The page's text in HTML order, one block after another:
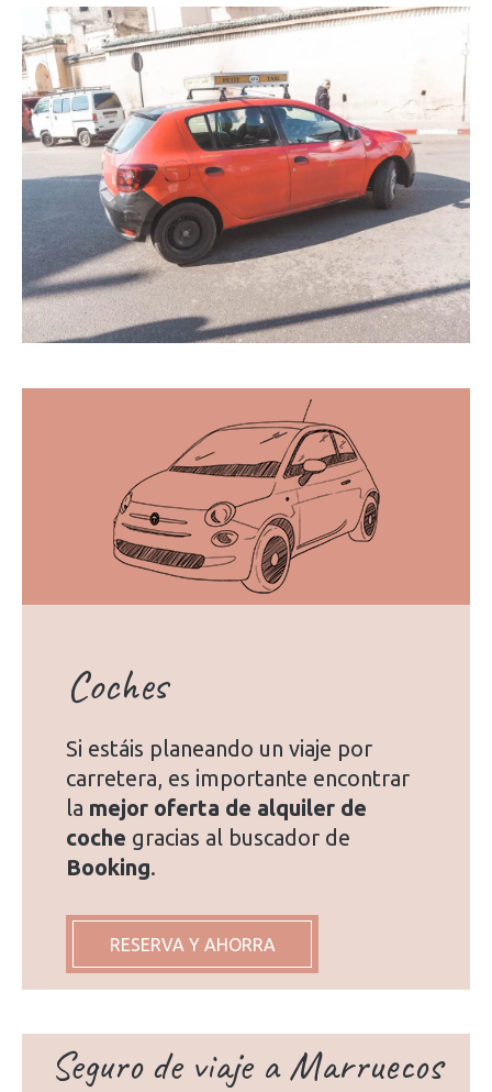
Coches
Si estáis planeando un viaje por
carretera, es importante encontrar
la mejor oferta de alquiler de
coche gracias al buscador de
Booking.
RESERVA Y AHORRA
Seguro de viaje a Marruecos